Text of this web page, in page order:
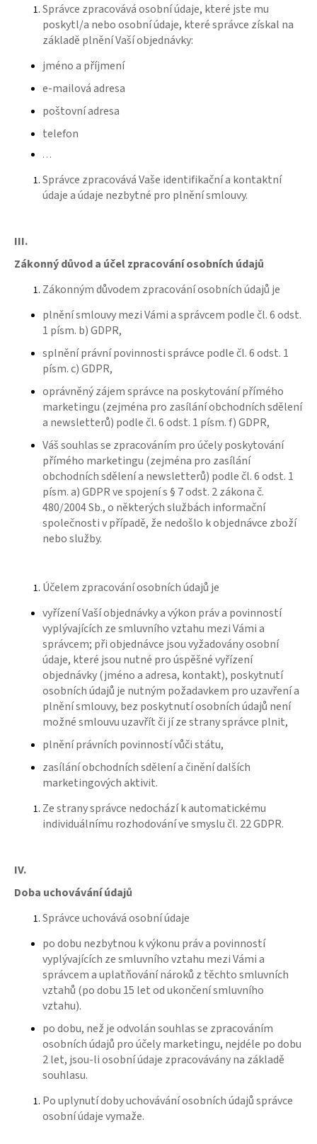
Správce zpracovává osobní údaje, které jste mu
poskytl/a nebo osobní údaje, které správce získal na
základě plnění Vaší objednávky:
jméno a příjmení
e-mailová adresa
poštovní adresa
telefon
…
Správce zpracovává Vaše identifikační a kontaktní
údaje a údaje nezbytné pro plnění smlouvy.
III.
Zákonný důvod a účel zpracování osobních údajů
Zákonným důvodem zpracování osobních údajů je
plnění smlouvy mezi Vámi a správcem podle čl. 6 odst.
1 písm. b) GDPR,
splnění právní povinnosti správce podle čl. 6 odst. 1
písm. c) GDPR,
oprávněný zájem správce na poskytování přímého
marketingu (zejména pro zasílání obchodních sdělení
a newsletterů) podle čl. 6 odst. 1 písm. f) GDPR,
Váš souhlas se zpracováním pro účely poskytování
přímého marketingu (zejména pro zasílání
obchodních sdělení a newsletterů) podle čl. 6 odst. 1
písm. a) GDPR ve spojení s § 7 odst. 2 zákona č.
480/2004 Sb., o některých službách informační
společnosti v případě, že nedošlo k objednávce zboží
nebo služby.
Účelem zpracování osobních údajů je
vyřízení Vaší objednávky a výkon práv a povinností
vyplývajících ze smluvního vztahu mezi Vámi a
správcem; při objednávce jsou vyžadovány osobní
údaje, které jsou nutné pro úspěšné vyřízení
objednávky (jméno a adresa, kontakt), poskytnutí
osobních údajů je nutným požadavkem pro uzavření a
plnění smlouvy, bez poskytnutí osobních údajů není
možné smlouvu uzavřít či jí ze strany správce plnit,
plnění právních povinností vůči státu,
zasílání obchodních sdělení a činění dalších
marketingových aktivit.
Ze strany správce nedochází k automatickému
individuálnímu rozhodování ve smyslu čl. 22 GDPR.
IV.
Doba uchovávání údajů
Správce uchovává osobní údaje
po dobu nezbytnou k výkonu práv a povinností
vyplývajících ze smluvního vztahu mezi Vámi a
správcem a uplatňování nároků z těchto smluvních
vztahů (po dobu 15 let od ukončení smluvního
vztahu).
po dobu, než je odvolán souhlas se zpracováním
osobních údajů pro účely marketingu, nejdéle po dobu
2 let, jsou-li osobní údaje zpracovávány na základě
souhlasu.
Po uplynutí doby uchovávání osobních údajů správce
osobní údaje vymaže.
TÓNOVACÍ
PŘELIV
ČOKOLÁDOVÝ
230